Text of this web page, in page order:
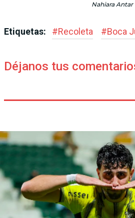
Nahiara Antar
Etiquetas: #Recoleta #Boca
Déjanos tus